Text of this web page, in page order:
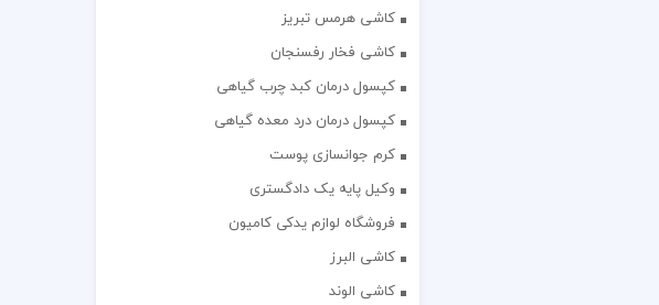
کاشی هرمس تبریز
کاشی فخار رفسنجان
کپسول درمان کبد چرب گیاهی
کپسول درمان درد معده گیاهی
کرم جوانسازی پوست
وکیل پایه یک دادگستری
فروشگاه لوازم یدکی کامیون
کاشی البرز
کاشی الوند